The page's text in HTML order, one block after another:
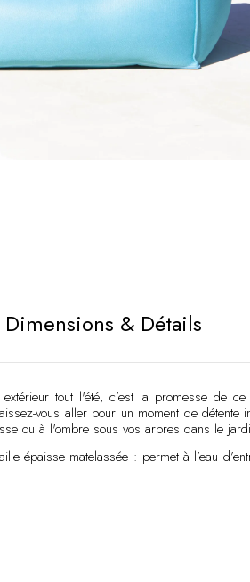
Dimensions & Détails
tout l'été, c’est la promesse de
vous aller pour un moment de
ou à l'ombre sous vos arbres dans le
épaisse matelassée : permet à l’eau